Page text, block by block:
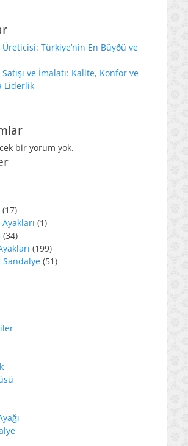
Türkiye’nin En Büyðü ve
ve İmalatı: Kalite, Konfor ve
Liderlik
bir yorum yok.
1717
ürün 11
3434
ürün199199
ürün
Sandalye 5151